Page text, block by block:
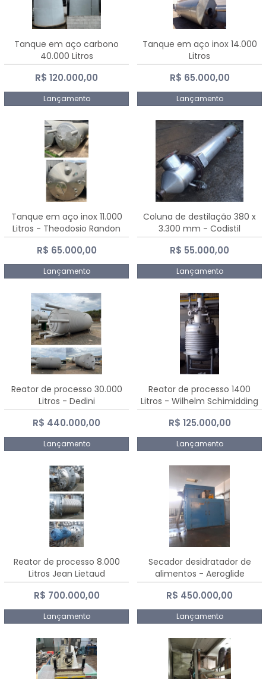
Tanque em aço carbono
40.000 Litros
R$ 120.000,00
Lançamento
Tanque em aço inox 14.000
Litros
R$ 65.000,00
Lançamento
Tanque em aço inox 11.000
Litros - Theodosio Randon
R$ 65.000,00
Lançamento
Coluna de destilação 380 x
3.300 mm - Codistil
R$ 55.000,00
Lançamento
Reator de processo 30.000
Litros - Dedini
R$ 440.000,00
Lançamento
Reator de processo 1400
Litros - Wilhelm Schimidding
R$ 125.000,00
Lançamento
Reator de processo 8.000
Litros Jean Lietaud
R$ 700.000,00
Lançamento
Secador desidratador de
alimentos - Aeroglide
R$ 450.000,00
Lançamento